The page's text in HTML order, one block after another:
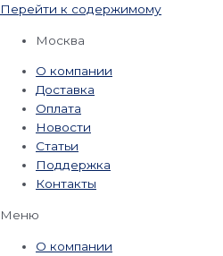
Перейти к содержимому
Москва
О компании
Доставка
Оплата
Новости
Статьи
Поддержка
Контакты
Меню
О компании